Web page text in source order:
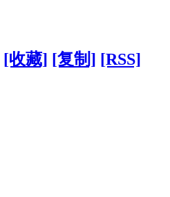
[收藏] [复制] [RSS]